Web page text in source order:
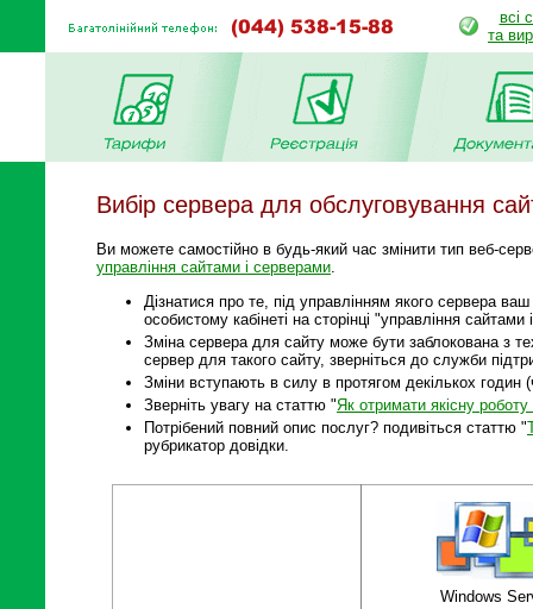
всі
та
Вибір сервера для обслуговування
Ви можете самостійно в будь-який час змінити тип веб-
управління сайтами і серверами.
Дізнатися про те, під управлінням якого сервера
особистому кабінеті на сторінці "управління
Зміна сервера для сайту може бути заблокована з
сервер для такого сайту, зверніться до служби
Зміни вступають в силу в протягом декількох годин
Зверніть увагу на статтю "Як отримати якісну роботу
Потрібений повний опис послуг? подивіться статтю "
рубрикатор довідки.
Windows